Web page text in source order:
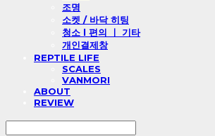
조명
소켓 / 바닥 히팅
청소 l 편의 ㅣ 기타
개인결제창
REPTILE LIFE
SCALES
VANMORI
ABOUT
REVIEW